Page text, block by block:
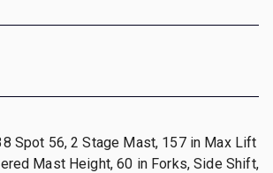
Spot 56, 2 Stage Mast, 157 in Max Lift
Mast Height, 60 in Forks, Side Shift,